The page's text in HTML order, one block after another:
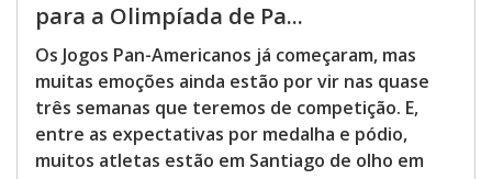
para a Olimpíada de Pa...
Os Jogos Pan-Americanos já começaram, mas
muitas emoções ainda estão por vir nas quase
três semanas que teremos de competição. E,
entre as expectativas por medalha e pódio,
muitos atletas estão em Santiago de olho em